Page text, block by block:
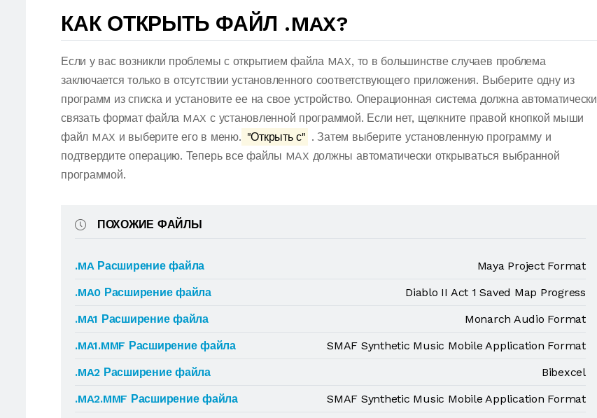
КАК ОТКРЫТЬ ФАЙЛ .MAX?
Если у вас возникли проблемы с открытием файла MAX, то в большинстве случаев проблема
заключается только в отсутствии установленного соответствующего приложения. Выберите одну из
программ из списка и установите ее на свое устройство. Операционная система должна автоматически
связать формат файла MAX с установленной программой. Если нет, щелкните правой кнопкой мыши
файл MAX и выберите его в меню. "Открыть с" . Затем выберите установленную программу и
подтвердите операцию. Теперь все файлы MAX должны автоматически открываться выбранной
программой.
ПОХОЖИЕ ФАЙЛЫ
.MA Расширение файла
Maya Project Format
.MA0 Расширение файла
Diablo II Act 1 Saved Map Progress
.MA1 Расширение файла
Monarch Audio Format
.MA1.MMF Расширение файла
SMAF Synthetic Music Mobile Application Format
.MA2 Расширение файла
Bibexcel
.MA2.MMF Расширение файла
SMAF Synthetic Music Mobile Application Format